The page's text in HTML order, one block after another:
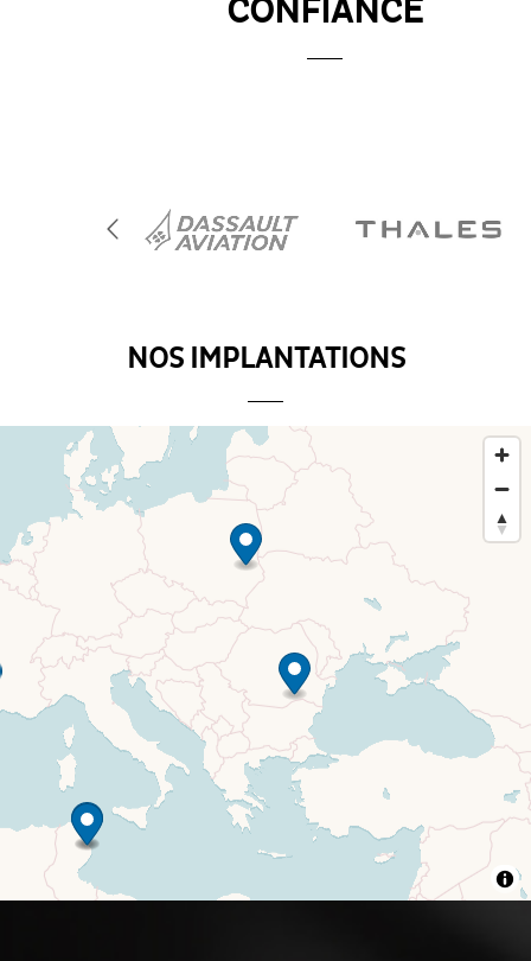
CONFIANCE
NOS IMPLANTATIONS